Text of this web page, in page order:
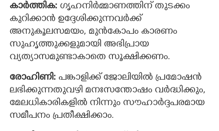
കാര്‍ത്തിക: ഗൃഹനിര്‍മ്മാണത്തിന് തുടക്കം
കുറിക്കാന്‍ ഉദ്ദേശിക്കുന്നവര്‍ക്ക്
അനുകൂലസമയം, മുന്‍കോപം കാരണം
സുഹൃത്തുക്കളുമായി അഭിപ്രായ
വ്യത്യാസമുണ്ടാകാതെ സൂക്ഷിക്കണം.
രോഹിണി: പങ്കാളിക്ക് ജോലിയില്‍ പ്രമോഷന്‍
ലഭിക്കുന്നതുവഴി മനഃസന്തോഷം വര്‍ദ്ധിക്കും,
മേലധികാരികളില്‍ നിന്നും സൗഹാര്‍ദ്ദപരമായ
സമീപനം പ്രതീക്ഷിക്കാം.